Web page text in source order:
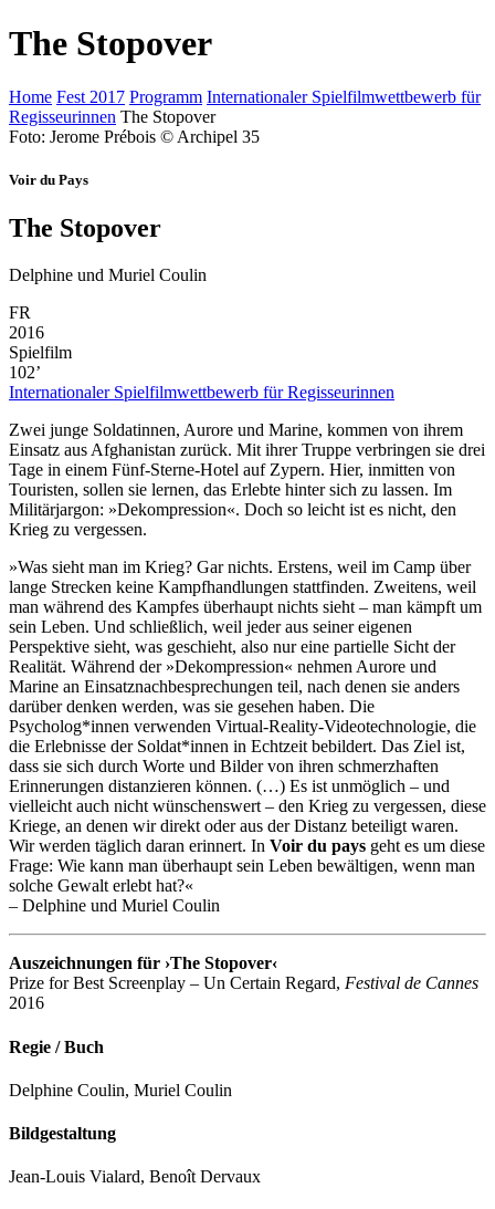
The Stopover
Home Fest 2017 Programm Internationaler Spielfilmwettbewerb für
Regisseurinnen The Stopover
Foto: Jerome Prébois © Archipel 35
Voir du Pays
The Stopover
Delphine und Muriel Coulin
FR
2016
Spielfilm
102’
Internationaler Spielfilmwettbewerb für Regisseurinnen
Zwei junge Soldatinnen, Aurore und Marine, kommen von ihrem
Einsatz aus Afghanistan zurück. Mit ihrer Truppe verbringen sie drei
Tage in einem Fünf-Sterne-Hotel auf Zypern. Hier, inmitten von
Touristen, sollen sie lernen, das Erlebte hinter sich zu lassen. Im
Militärjargon: »Dekompression«. Doch so leicht ist es nicht, den
Krieg zu vergessen.
»Was sieht man im Krieg? Gar nichts. Erstens, weil im Camp über
lange Strecken keine Kampfhandlungen stattfinden. Zweitens, weil
man während des Kampfes überhaupt nichts sieht – man kämpft um
sein Leben. Und schließlich, weil jeder aus seiner eigenen
Perspektive sieht, was geschieht, also nur eine partielle Sicht der
Realität. Während der »Dekompression« nehmen Aurore und
Marine an Einsatznachbesprechungen teil, nach denen sie anders
darüber denken werden, was sie gesehen haben. Die
Psycholog*innen verwenden Virtual-Reality-Videotechnologie, die
die Erlebnisse der Soldat*innen in Echtzeit bebildert. Das Ziel ist,
dass sie sich durch Worte und Bilder von ihren schmerzhaften
Erinnerungen distanzieren können. (…) Es ist unmöglich – und
vielleicht auch nicht wünschenswert – den Krieg zu vergessen, diese
Kriege, an denen wir direkt oder aus der Distanz beteiligt waren.
Wir werden täglich daran erinnert. In Voir du pays geht es um diese
Frage: Wie kann man überhaupt sein Leben bewältigen, wenn man
solche Gewalt erlebt hat?«
– Delphine und Muriel Coulin
Auszeichnungen für ›The Stopover‹
Prize for Best Screenplay – Un Certain Regard, Festival de Cannes
2016
Regie / Buch
Delphine Coulin, Muriel Coulin
Bildgestaltung
Jean-Louis Vialard, Benoît Dervaux